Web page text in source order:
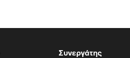
Συνεργάτης